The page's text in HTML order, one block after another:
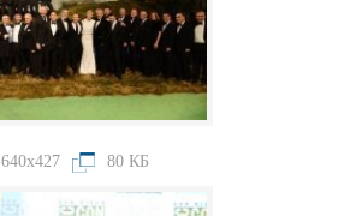
640x427 80 КБ